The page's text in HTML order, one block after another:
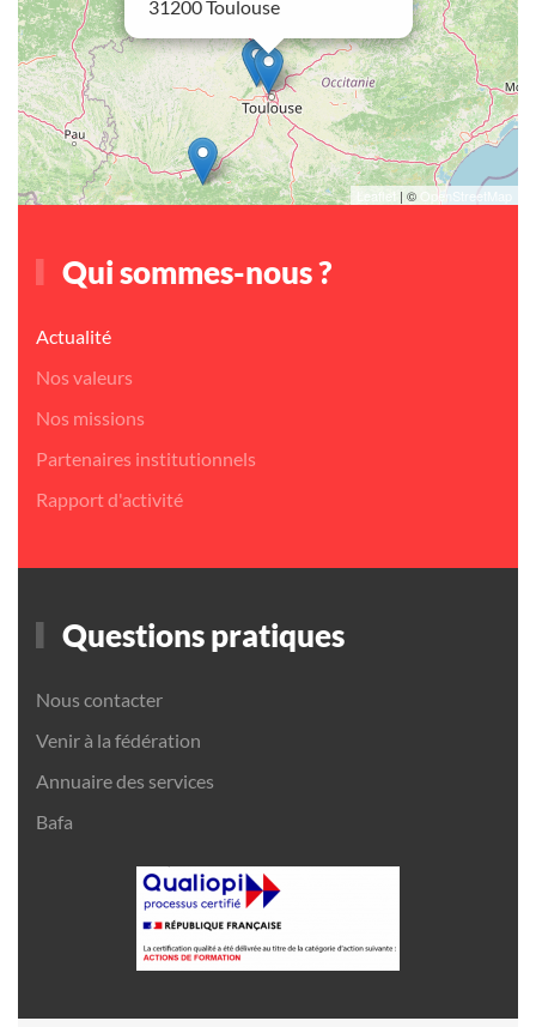
31200 Toulouse
Leaflet | © OpenStreetMap
Qui sommes-nous ?
Actualité
Nos valeurs
Nos missions
Partenaires institutionnels
Rapport d'activité
Questions pratiques
Nous contacter
Venir à la fédération
Annuaire des services
Bafa